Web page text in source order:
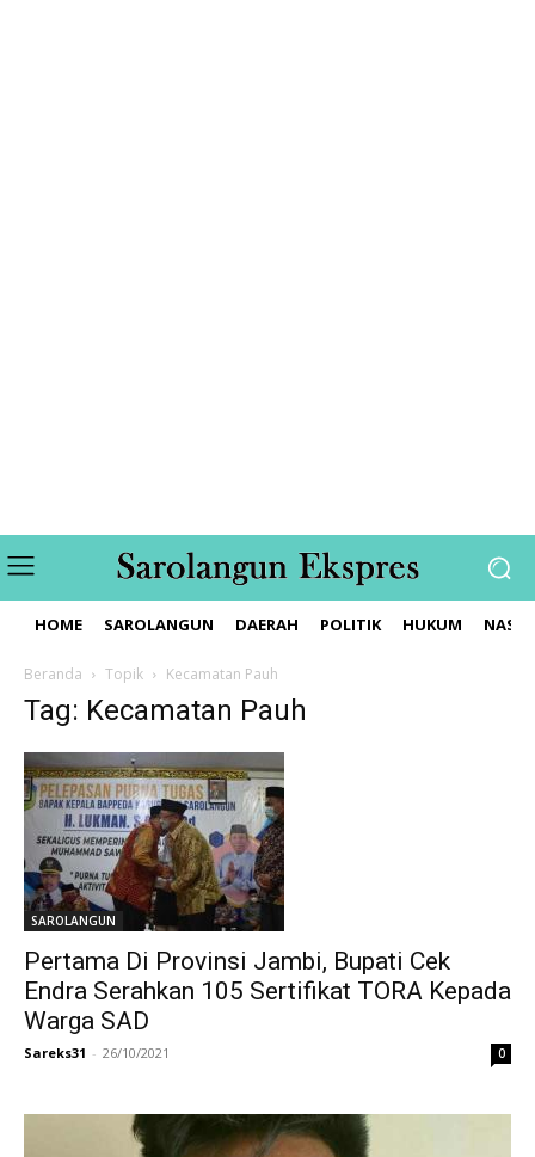
HOME SAROLANGUN DAERAH POLITIK HUKUM
Beranda Topik Kecamatan Pauh
Tag: Kecamatan Pauh
SAROLANGUN
Pertama Di Provinsi Jambi, Bupati Cek
Endra Serahkan 105 Sertifikat TORA Kepada
Warga SAD
Sareks31 - 26/10/2021 0